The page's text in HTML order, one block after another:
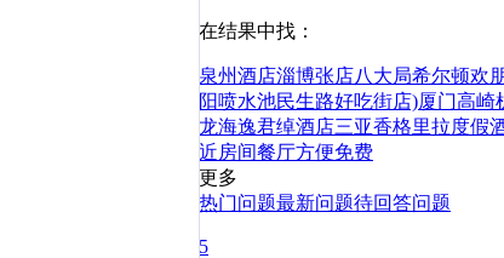
在结果中找：
泉州酒店淄博张店八大局希尔顿欢
阳喷水池民生路好吃街店)厦门高崎
龙海逸君绰酒店三亚香格里拉度假
近房间餐厅方便免费
更多
热门问题最新问题待回答问题
5